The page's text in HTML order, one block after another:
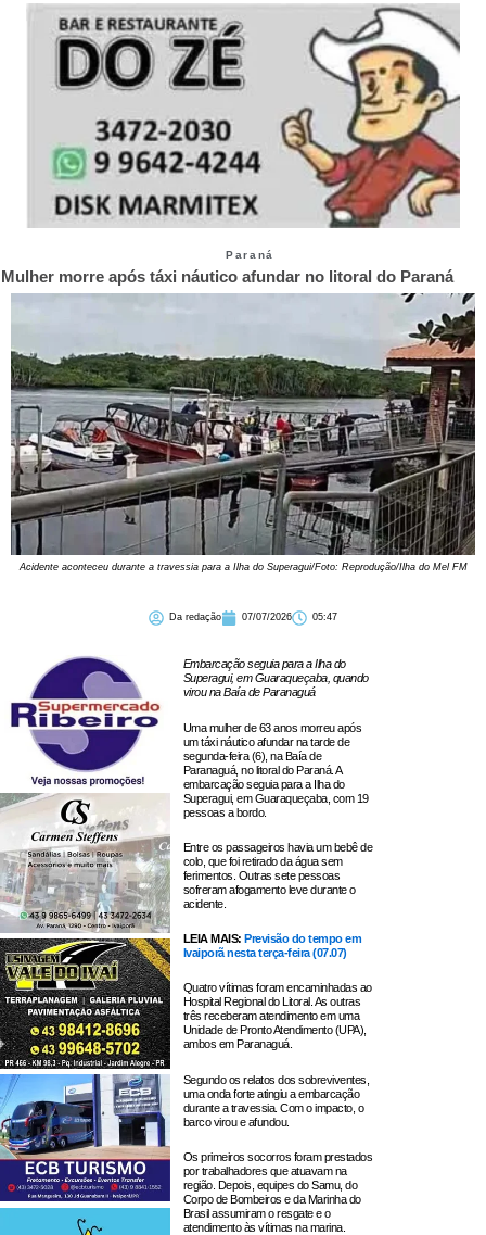
Paraná
Mulher morre após táxi náutico afundar no litoral do Paraná
Acidente aconteceu durante a travessia para a Ilha do Superagui/Foto: Reprodução/Ilha do Mel FM
Da redação 07/07/2026 05:47
Embarcação seguia para a Ilha do
Superagui, em Guaraqueçaba, quando
virou na Baía de Paranaguá
Uma mulher de 63 anos morreu após
um táxi náutico afundar na tarde de
segunda-feira (6), na Baía de
Paranaguá, no litoral do Paraná. A
embarcação seguia para a Ilha do
Superagui, em Guaraqueçaba, com 19
pessoas a bordo.
Entre os passageiros havia um bebê de
colo, que foi retirado da água sem
ferimentos. Outras sete pessoas
sofreram afogamento leve durante o
acidente.
LEIA MAIS:Previsão do tempo em
Ivaiporã nesta terça-feira (07.07)
Quatro vítimas foram encaminhadas ao
Hospital Regional do Litoral. As outras
três receberam atendimento em uma
Unidade de Pronto Atendimento (UPA),
ambos em Paranaguá.
Segundo os relatos dos sobreviventes,
uma onda forte atingiu a embarcação
durante a travessia. Com o impacto, o
barco virou e afundou.
Os primeiros socorros foram prestados
por trabalhadores que atuavam na
região. Depois, equipes do Samu, do
Corpo de Bombeiros e da Marinha do
Brasil assumiram o resgate e o
atendimento às vítimas na marina.